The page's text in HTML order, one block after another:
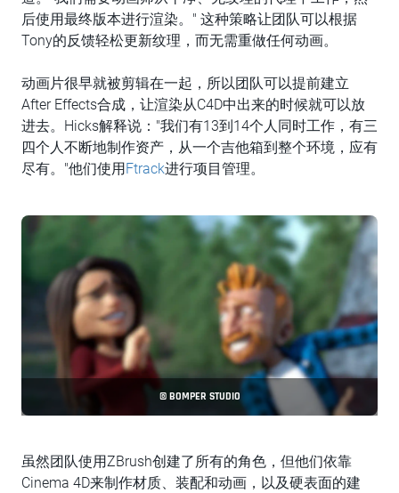
后使用最终版本进行渲染。" 这种策略让团队可以根据
Tony的反馈轻松更新纹理，而无需重做任何动画。
动画片很早就被剪辑在一起，所以团队可以提前建立
After Effects合成，让渲染从C4D中出来的时候就可以放
进去。Hicks解释说："我们有13到14个人同时工作，有三
四个人不断地制作资产，从一个吉他箱到整个环境，应有
尽有。"他们使用Ftrack进行项目管理。
© BOMPER STUDIO
虽然团队使用ZBrush创建了所有的角色，但他们依靠
Cinema 4D来制作材质、装配和动画，以及硬表面的建